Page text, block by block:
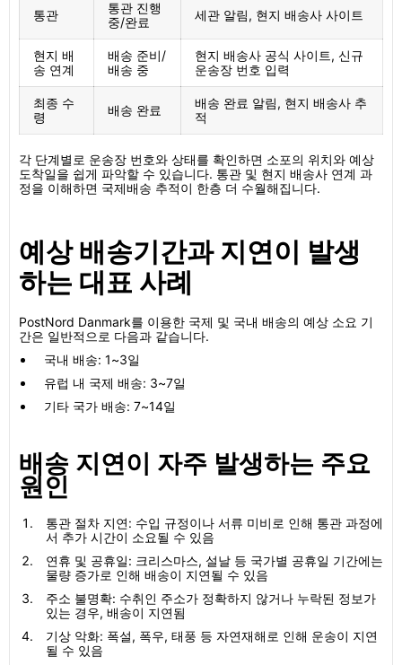
통관
통관 진행
중/완료
세관 알림, 현지 배송사 사이트
현지 배
송 연계
배송 준비/
배송 중
현지 배송사 공식 사이트, 신규
운송장 번호 입력
최종 수
령
배송 완료
배송 완료 알림, 현지 배송사 추
적
각 단계별로 운송장 번호와 상태를 확인하면 소포의 위치와 예상
도착일을 쉽게 파악할 수 있습니다. 통관 및 현지 배송사 연계 과
정을 이해하면 국제배송 추적이 한층 더 수월해집니다.
예상 배송기간과 지연이 발생
하는 대표 사례
PostNord Danmark를 이용한 국제 및 국내 배송의 예상 소요 기
간은 일반적으로 다음과 같습니다.
국내 배송: 1~3일
유럽 내 국제 배송: 3~7일
기타 국가 배송: 7~14일
배송 지연이 자주 발생하는 주요
원인
통관 절차 지연: 수입 규정이나 서류 미비로 인해 통관 과정에
서 추가 시간이 소요될 수 있음
연휴 및 공휴일: 크리스마스, 설날 등 국가별 공휴일 기간에는
물량 증가로 인해 배송이 지연될 수 있음
주소 불명확: 수취인 주소가 정확하지 않거나 누락된 정보가
있는 경우, 배송이 지연됨
기상 악화: 폭설, 폭우, 태풍 등 자연재해로 인해 운송이 지연
될 수 있음